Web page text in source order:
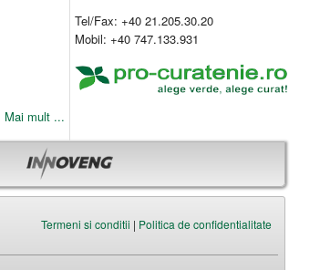
Mai mult ...
Tel/Fax: +40 21.205.30.20
Mobil: +40 747.133.931
Termeni si conditii | Politica de confidentialitate